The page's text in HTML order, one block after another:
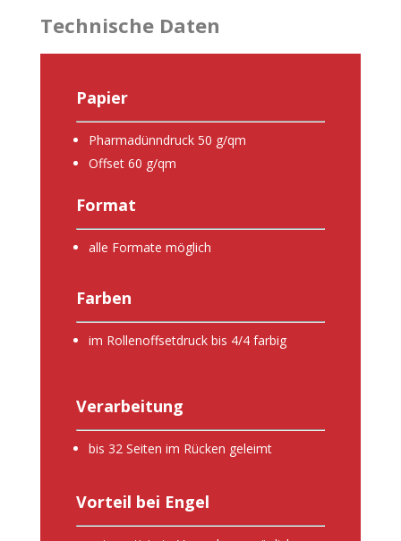
Technische Daten
Papier
Pharmadünndruck 50 g/qm
Offset 60 g/qm
Format
alle Formate möglich
Farben
im Rollenoffsetdruck bis 4/4 farbig
Verarbeitung
bis 32 Seiten im Rücken geleimt
Vorteil bei Engel